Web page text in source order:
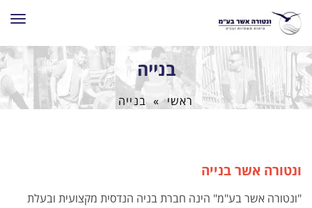
בנייה
ראשי » בנייה
ונטורה אשר בנייה
"ונטורה אשר בע"מ" הינה חברת בניה הנדסית מקצועית ובעלת